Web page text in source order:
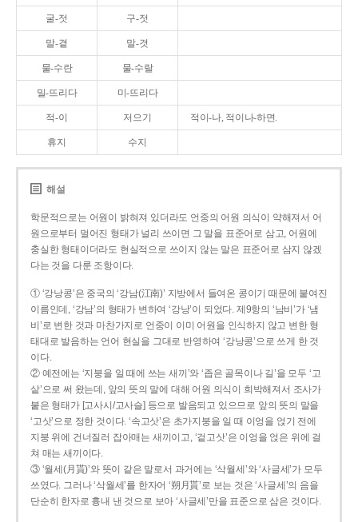
굴-젓 구-젓
말-곁 말-겻
물-수란 물-수랄
밀-뜨리다 미-뜨리다
적-이 저으기 적이-나, 적이나-하면.
휴지 수지
해설
학문적으로는 어원이 밝혀져 있더라도 언중의 어원 의식이 약해져서 어
원으로부터 멀어진 형태가 널리 쓰이면 그 말을 표준어로 삼고, 어원에
충실한 형태이더라도 현실적으로 쓰이지 않는 말은 표준어로 삼지 않겠
다는 것을 다룬 조항이다.
① ‘강낭콩’은 중국의 ‘강남(江南)’ 지방에서 들여온 콩이기 때문에 붙여진
이름인데, ‘강남’의 형태가 변하여 ‘강낭’이 되었다. 제9항의 ‘남비’가 ‘냄
비’로 변한 것과 마찬가지로 언중이 이미 어원을 인식하지 않고 변한 형
태대로 발음하는 언어 현실을 그대로 반영하여 ‘강낭콩’으로 쓰게 한 것
이다.
② 예전에는 ‘지붕을 일 때에 쓰는 새끼’와 ‘좁은 골목이나 길’을 모두 ‘고
샅’으로 써 왔는데, 앞의 뜻의 말에 대해 어원 의식이 희박해져서 조사가
붙은 형태가 [고사시/고사슬] 등으로 발음되고 있으므로 앞의 뜻의 말을
‘고삿’으로 정한 것이다. ‘속고삿’은 초가지붕을 일 때 이엉을 얹기 전에
지붕 위에 건너질러 잡아매는 새끼이고, ‘겉고삿’은 이엉을 얹은 위에 걸
쳐 매는 새끼이다.
③ ‘월세(月貰)’와 뜻이 같은 말로서 과거에는 ‘삭월세’와 ‘사글세’가 모두
쓰였다. 그러나 ‘삭월세’를 한자어 ‘朔月貰’로 보는 것은 ‘사글세’의 음을
단순히 한자로 흉내 낸 것으로 보아 ‘사글세’만을 표준으로 삼은 것이다.